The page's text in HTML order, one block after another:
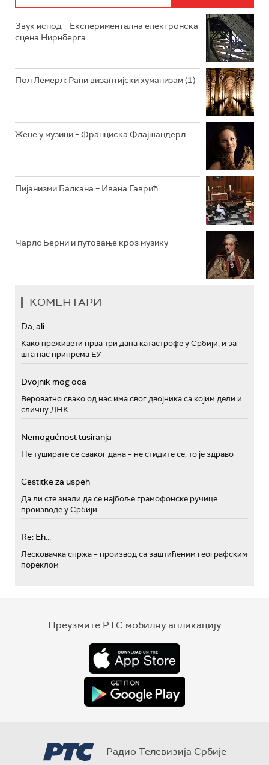
Звук испод – Експериментална електронска
сцена Нирнберга
Пол Лемерл: Рани византијски хуманизам (1)
Жене у музици – Франциска Флајшандерл
Пијанизми Балкана – Ивана Гаврић
Чарлс Берни и путовање кроз музику
КОМЕНТАРИ
Da, ali...
Како преживети прва три дана катастрофе у Србији, и за
шта нас припрема ЕУ
Dvojnik mog oca
Вероватно свако од нас има свог двојника са којим дели и
сличну ДНК
Nemogućnost tusiranja
Не туширате се сваког дана – не стидите се, то је здраво
Cestitke za uspeh
Да ли сте знали да се најбоље грамофонске ручице
производе у Србији
Re: Eh...
Лесковачка спржа – производ са заштићеним географским
пореклом
Преузмите РТС мобилну апликацију
Радио Телевизија Србије